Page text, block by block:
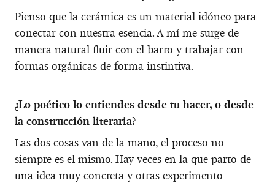
Pienso que la cerámica es un material idóneo para
conectar con nuestra esencia. A mí me surge de
manera natural fluir con el barro y trabajar con
formas orgánicas de forma instintiva.
¿Lo poético lo entiendes desde tu hacer, o desde
la construcción literaria?
Las dos cosas van de la mano, el proceso no
siempre es el mismo. Hay veces en la que parto de
una idea muy concreta y otras experimento